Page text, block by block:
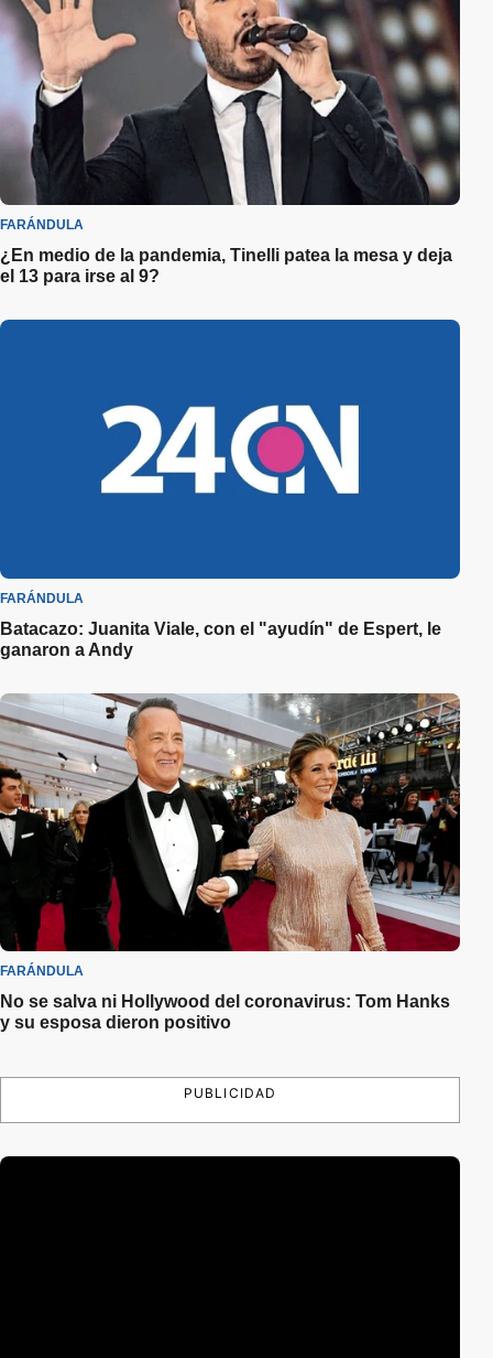
FARÁNDULA
¿En medio de la pandemia, Tinelli patea la mesa y deja
el 13 para irse al 9?
FARÁNDULA
Batacazo: Juanita Viale, con el "ayudín" de Espert, le
ganaron a Andy
FARÁNDULA
No se salva ni Hollywood del coronavirus: Tom Hanks
y su esposa dieron positivo
PUBLICIDAD